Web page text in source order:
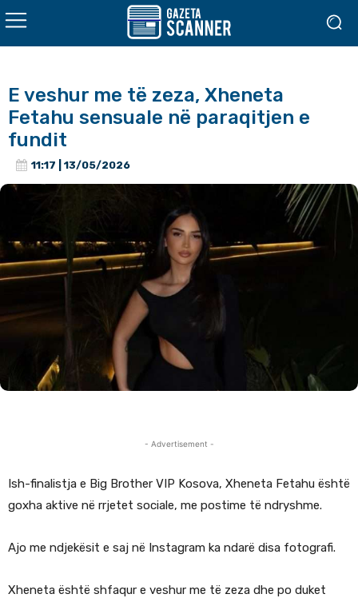
E veshur me të zeza, Xheneta
Fetahu sensuale në paraqitjen e
fundit
11:17 | 13/05/2026
- Advertisement -
Ish-finalistja e Big Brother VIP Kosova, Xheneta Fetahu është
goxha aktive në rrjetet sociale, me postime të ndryshme.
Ajo me ndjekësit e saj në Instagram ka ndarë disa fotografi.
Xheneta është shfaqur e veshur me të zeza dhe po duket